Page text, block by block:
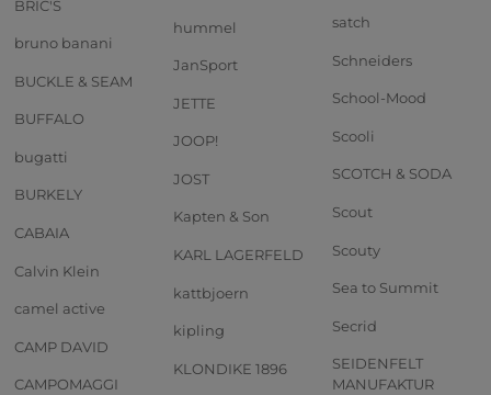
BRIC'S
bruno banani
BUCKLE & SEAM
BUFFALO
bugatti
BURKELY
CABAIA
Calvin Klein
camel active
CAMP DAVID
CAMPOMAGGI
hummel
JanSport
JETTE
JOOP!
JOST
Kapten & Son
KARL LAGERFELD
kattbjoern
kipling
KLONDIKE 1896
satch
Schneiders
School-Mood
Scooli
SCOTCH & SODA
Scout
Scouty
Sea to Summit
Secrid
SEIDENFELT
MANUFAKTUR